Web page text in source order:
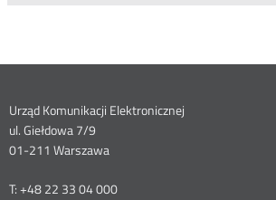
Dane
kontaktowe
Urząd Komunikacji Elektronicznej
ul. Giełdowa 7/9
01-211 Warszawa
T: +48 22 33 04 000